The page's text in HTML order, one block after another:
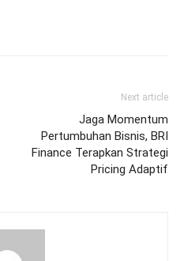
Next article
Jaga Momentum
Pertumbuhan Bisnis, BRI
Finance Terapkan Strategi
Pricing Adaptif